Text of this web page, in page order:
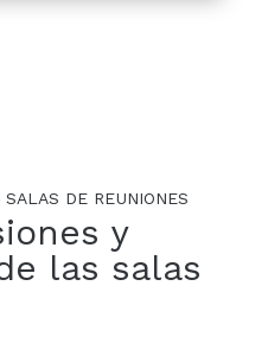
DE REUNIONES
y
las salas